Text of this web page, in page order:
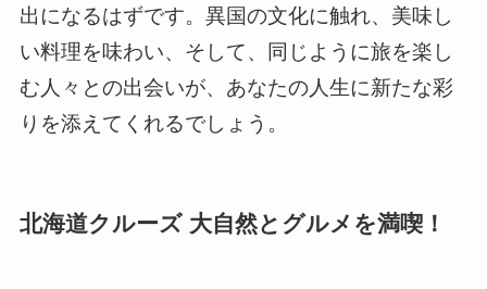
出になるはずです。異国の文化に触れ、美味し
い料理を味わい、そして、同じように旅を楽し
む人々との出会いが、あなたの人生に新たな彩
りを添えてくれるでしょう。
北海道クルーズ 大自然とグルメを満喫！